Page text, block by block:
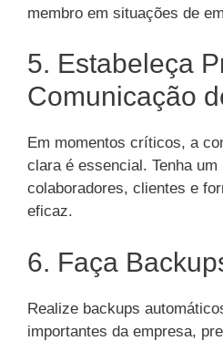
membro em situações de
5. Estabeleça
Comunicação
Em momentos críticos, a
clara é essencial. Tenha
colaboradores, clientes e
eficaz.
6. Faça
Realize backups
importantes da empresa,